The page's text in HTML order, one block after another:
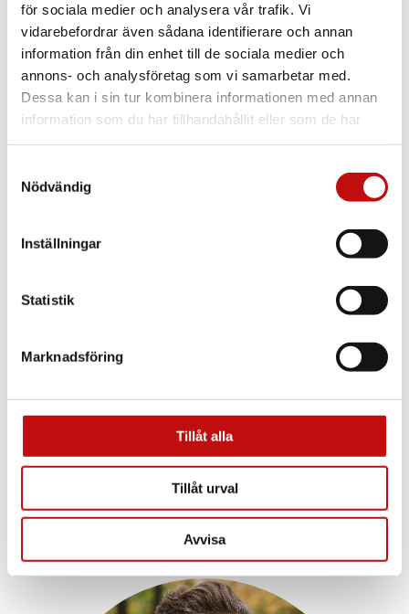
för sociala medier och analysera vår trafik. Vi
vidarebefordrar även sådana identifierare och annan
information från din enhet till de sociala medier och
annons- och analysföretag som vi samarbetar med.
Dessa kan i sin tur kombinera informationen med annan
information som du har tillhandahållit eller som de har
Nödvändig
Inställningar
Statistik
Marknadsföring
Tillåt alla
Tillåt urval
Avvisa
glas? Att ha rätt glas som är anpassade efter
dig och dina behov är helt avgörande när det
Läs mer